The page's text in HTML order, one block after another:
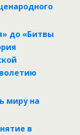
до «Битвы
миру на
в